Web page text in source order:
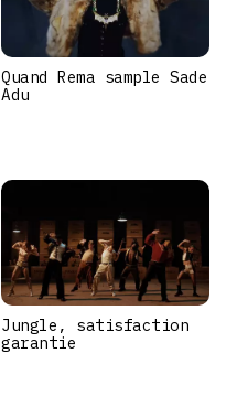
Quand Rema sample Sade
Adu
Jungle, satisfaction
garantie